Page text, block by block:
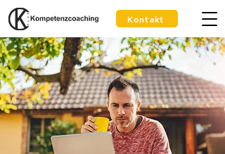
Kontakt